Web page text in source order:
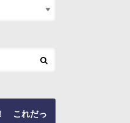
これだっ